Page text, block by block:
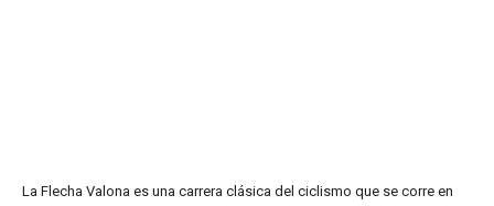
La Flecha Valona es una carrera clásica del ciclismo que se corre en